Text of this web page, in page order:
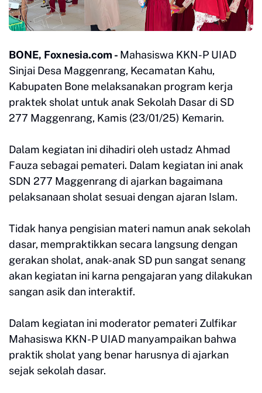
BONE, Foxnesia.com - Mahasiswa KKN-P UIAD
Sinjai Desa Maggenrang, Kecamatan Kahu,
Kabupaten Bone melaksanakan program kerja
praktek sholat untuk anak Sekolah Dasar di SD
277 Maggenrang, Kamis (23/01/25) Kemarin.
Dalam kegiatan ini dihadiri oleh ustadz Ahmad
Fauza sebagai pemateri. Dalam kegiatan ini anak
SDN 277 Maggenrang di ajarkan bagaimana
pelaksanaan sholat sesuai dengan ajaran Islam.
Tidak hanya pengisian materi namun anak sekolah
dasar, mempraktikkan secara langsung dengan
gerakan sholat, anak-anak SD pun sangat senang
akan kegiatan ini karna pengajaran yang dilakukan
sangan asik dan interaktif.
Dalam kegiatan ini moderator pemateri Zulfikar
Mahasiswa KKN-P UIAD manyampaikan bahwa
praktik sholat yang benar harusnya di ajarkan
sejak sekolah dasar.